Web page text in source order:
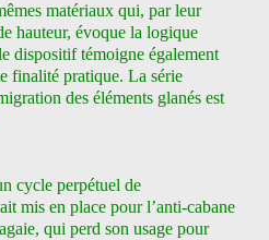
matériaux qui, par leur
hauteur, évoque la logique
dispositif témoigne également
finalité pratique. La série
des éléments glanés est
cycle perpétuel de
mis en place pour l’anti-cabane
qui perd son usage pour